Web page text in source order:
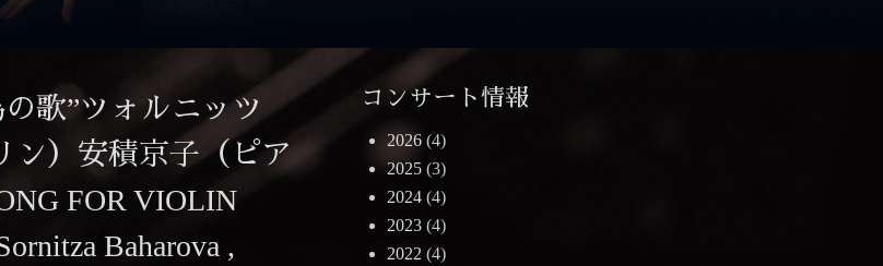
歌”ツォルニッツ
ン）安積京子（ピア
FOR VIOLIN
Baharova ,
コンサート情報
2026 (4)
2025 (3)
2024 (4)
2023 (4)
2022 (4)